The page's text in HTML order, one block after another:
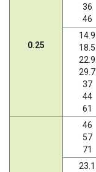
0.25
36
46
14.9
18.5
22.9
29.7
37
44
61
46
57
71
23.1